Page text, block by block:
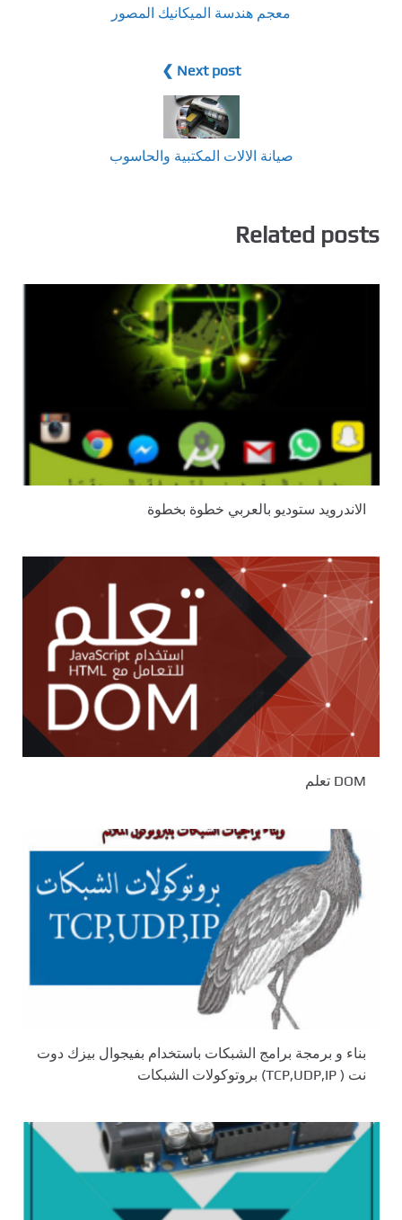
معجم هندسة الميكانيك المصور
Next post ❯
صيانة الالات المكتبية والحاسوب
Related posts
الاندرويد ستوديو بالعربي خطوة بخطوة
DOM تعلم
بناء و برمجة برامج الشبكات باستخدام بفيجوال بيزك دوت
نت ( TCP,UDP,IP) بروتوكولات الشبكات